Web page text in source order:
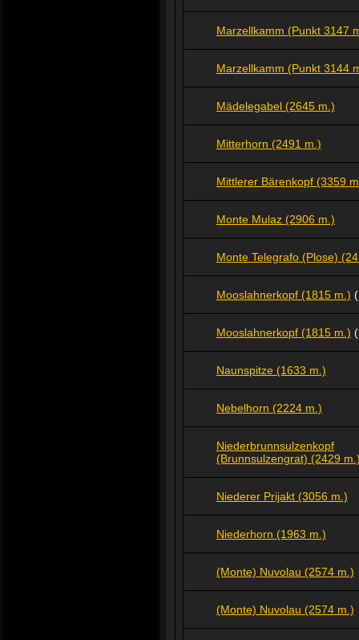
Marzellkamm (Punkt 3147
Marzellkamm (Punkt 3144
Mädelegabel (2645 m.)
Mitterhorn (2491 m.)
Mittlerer Bärenkopf (3359
Monte Mulaz (2906 m.)
Monte Telegrafo (Plose)
Mooslahnerkopf (1815 m.)
Mooslahnerkopf (1815 m.)
Naunspitze (1633 m.)
Nebelhorn (2224 m.)
Niederbrunnsulzenkopf
(Brunnsulzengrat) (2429
Niederer Prijakt (3056 m.)
Niederhorn (1963 m.)
(Monte) Nuvolau (2574 m.)
(Monte) Nuvolau (2574 m.)